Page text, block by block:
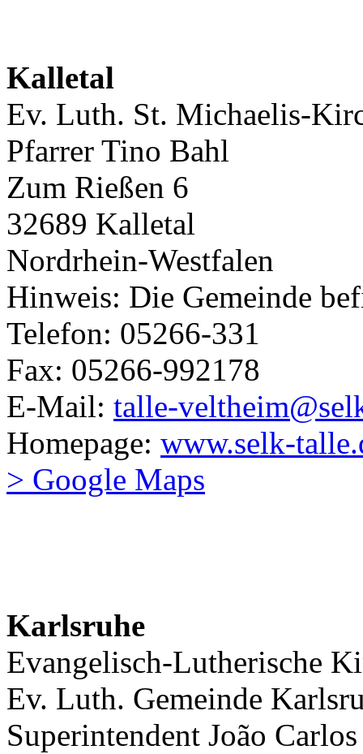
Kalletal
Ev. Luth. St. Michaelis-
Pfarrer Tino Bahl
Zum Rießen 6
32689 Kalletal
Nordrhein-Westfalen
Hinweis: Die Gemeinde
Telefon: 05266-331
Fax: 05266-992178
E-Mail: talle-
Homepage: www.selk-
> Google Maps
Karlsruhe
Evangelisch-Lutherische
Ev. Luth. Gemeinde
Superintendent João